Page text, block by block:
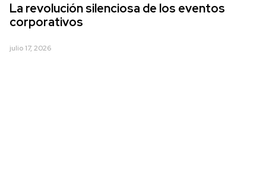
La revolución silenciosa de los eventos
corporativos
julio 17, 2026